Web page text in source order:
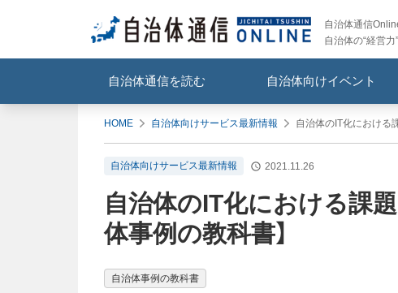
自治体通信
自治体の“経営
自治体通信を読む 自治体向けイベント
HOME 自治体向けサービス最新情報 自治体のIT化における
自治体向けサービス最新情報 2021.11.26
自治体のIT化における課
体事例の教科書】
自治体事例の教科書